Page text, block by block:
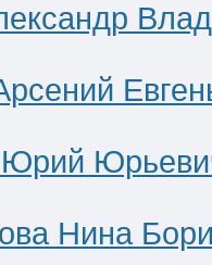
Юрий
Нина